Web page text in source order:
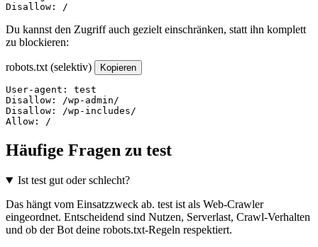
Disallow: /
Du kannst den Zugriff auch gezielt einschränken, statt ihn komplett
zu blockieren:
robots.txt (selektiv) Kopieren
User-agent: test
Disallow: /wp-admin/
Disallow: /wp-includes/
Allow: /
Häufige Fragen zu test
Ist test gut oder schlecht?
Das hängt vom Einsatzzweck ab. test ist als Web-Crawler
eingeordnet. Entscheidend sind Nutzen, Serverlast, Crawl-Verhalten
und ob der Bot deine robots.txt-Regeln respektiert.